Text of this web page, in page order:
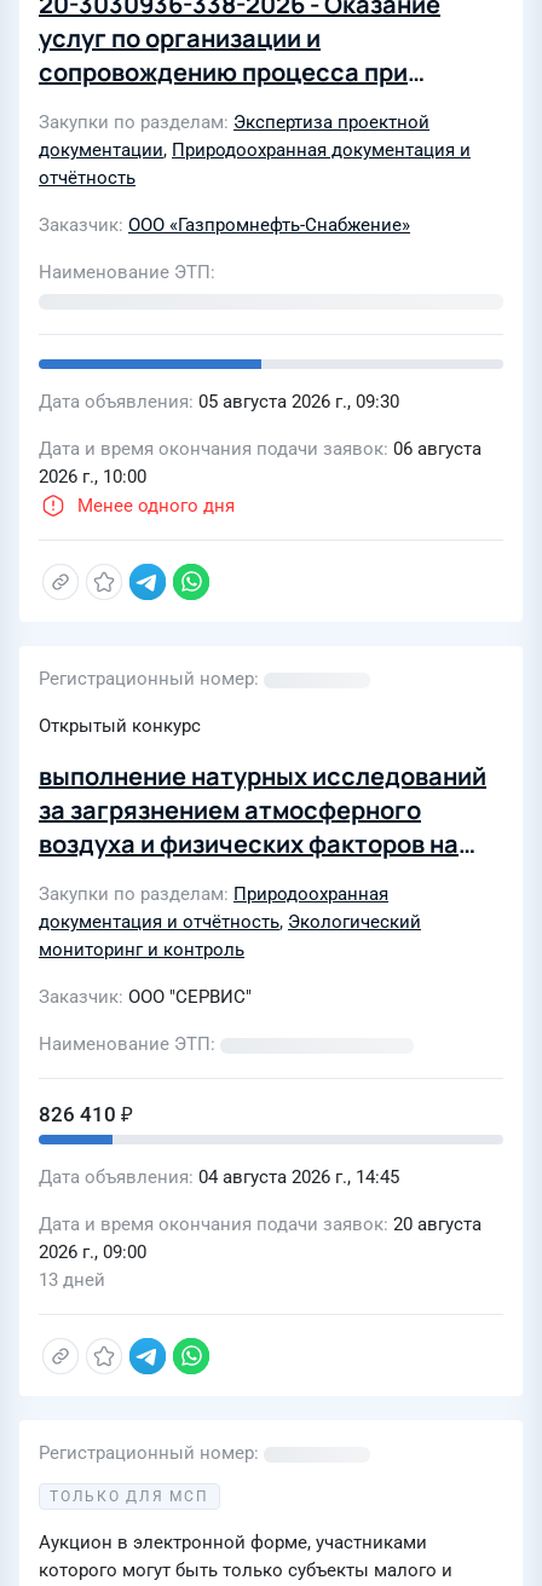
услуг по организации и
сопровождению процесса при
экологической экспертизы
проектной документации для
строительства в рамках
коммерческой деятельности ООО
Закупки по разделам Экспертиза проектной
документации, Природоохранная документация и
отчётность
Заказчик ООО «Газпромнефть-Снабжение»
Наименование ЭТП
Дата объявления 05 августа 2026 г., 09:30
Дата и время окончания подачи заявок 06 августа
2026 г., 10:00
Менее одного дня
Регистрационный номер
Открытый конкурс
выполнение натурных исследований
за загрязнением атмосферного
воздуха и физических факторов на
защитной зоны (СЗЗ)
Закупки по разделам Природоохранная
документация и отчётность, Экологический
мониторинг и контроль
Заказчик ООО "СЕРВИС"
Наименование ЭТП
826 410 ₽
Дата объявления 04 августа 2026 г., 14:45
Дата и время окончания подачи заявок 20 августа
2026 г., 09:00
13 дней
Регистрационный номер
ТОЛЬКО ДЛЯ МСП
Аукцион в электронной форме, участниками
которого могут быть только субъекты малого и